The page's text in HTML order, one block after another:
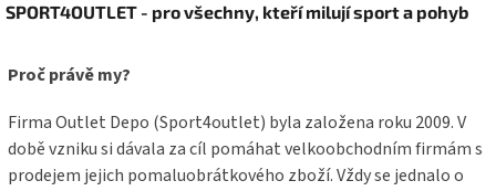
á
a
SPORT4OUTLET - pro všechny, kteří milují sport a pohyb
Proč právě my?
Firma Outlet Depo (Sport4outlet) byla založena roku 2009. V
době vzniku si dávala za cíl pomáhat velkoobchodním firmám s
prodejem jejich pomaluobrátkového zboží. Vždy se jednalo o